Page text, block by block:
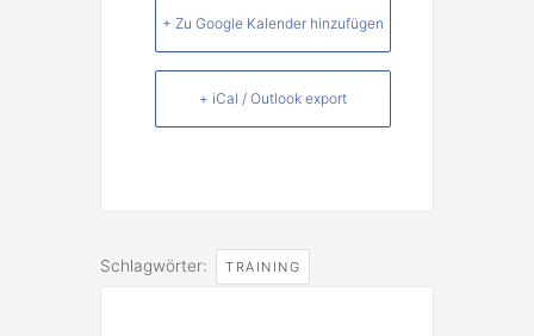
+ Zu Google Kalender hinzufügen
+ iCal / Outlook export
Schlagwörter: TRAINING